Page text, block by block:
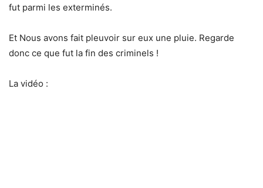
fut parmi les exterminés.
Et Nous avons fait pleuvoir sur eux une pluie. Regarde
donc ce que fut la fin des criminels !
La vidéo :